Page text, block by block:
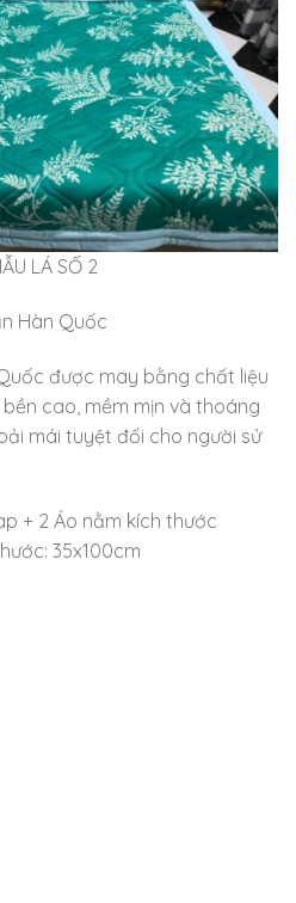
LÁ SỐ 2
Hàn Quốc
được may bằng chất liệu
cao, mềm mịn và thoáng
mái tuyệt đối cho người sử
+ 2 Áo nằm kích thước
35x100cm